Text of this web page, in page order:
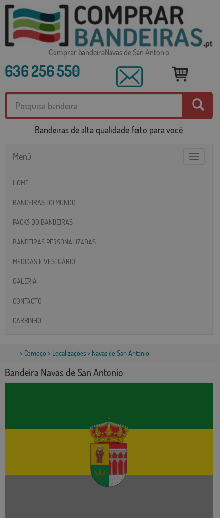
Comprar bandeiraNavas de San Antonio
636 256 550
Bandeiras de alta qualidade feito para você
Toggle
Menú
HOME
BANDEIRAS DO MUNDO
PACKS DO BANDEIRAS
BANDEIRAS PERSONALIZADAS
MEDIDAS E VESTUÁRIO
GALERIA
CONTACTO
CARRINHO
> Começo > Localizações> Navas de San Antonio
Bandeira Navas de San Antonio